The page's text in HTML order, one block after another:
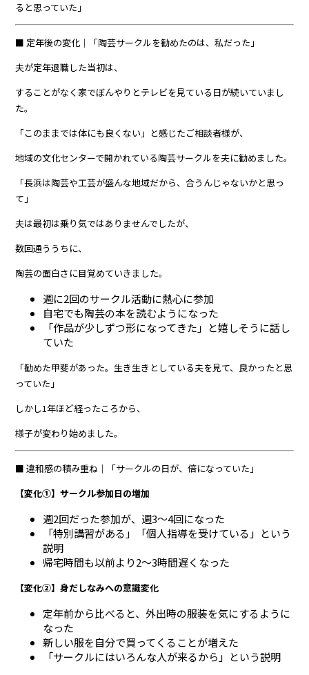
ると思っていた」
■ 定年後の変化｜「陶芸サークルを勧めたのは、私だった」
夫が定年退職した当初は、
することがなく家でぼんやりとテレビを見ている日が続いていまし
た。
「このままでは体にも良くない」と感じたご相談者様が、
地域の文化センターで開かれている陶芸サークルを夫に勧めました。
「長浜は陶芸や工芸が盛んな地域だから、合うんじゃないかと思っ
て」
夫は最初は乗り気ではありませんでしたが、
数回通ううちに、
陶芸の面白さに目覚めていきました。
週に2回のサークル活動に熱心に参加
自宅でも陶芸の本を読むようになった
「作品が少しずつ形になってきた」と嬉しそうに話し
ていた
「勧めた甲斐があった。生き生きとしている夫を見て、良かったと思
っていた」
しかし1年ほど経ったころから、
様子が変わり始めました。
■ 違和感の積み重ね｜「サークルの日が、倍になっていた」
【変化①】サークル参加日の増加
週2回だった参加が、週3〜4回になった
「特別講習がある」「個人指導を受けている」という
説明
帰宅時間も以前より2〜3時間遅くなった
【変化②】身だしなみへの意識変化
定年前から比べると、外出時の服装を気にするように
なった
新しい服を自分で買ってくることが増えた
「サークルにはいろんな人が来るから」という説明